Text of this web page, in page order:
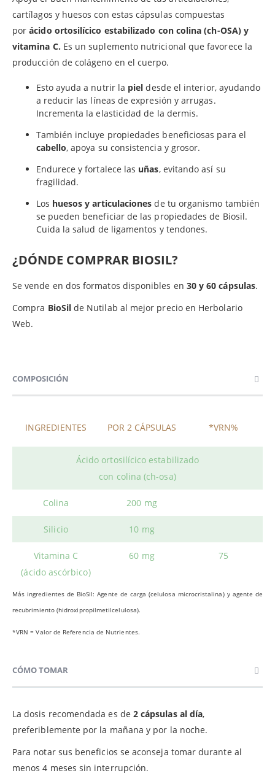
cartílagos y huesos con estas cápsulas compuestas
porácido ortosilícico estabilizado con colina (ch-OSA) y
vitamina C. Es un suplemento nutricional que favorece la
producción de colágeno en el cuerpo.
Esto ayuda a nutrir la piel desde el interior, ayudando
a reducir las líneas de expresión y arrugas.
Incrementa la elasticidad de la dermis.
También incluye propiedades beneficiosas para el
cabello, apoya su consistencia y grosor.
Endurece y fortalece las uñas, evitando así su
fragilidad.
Los huesos y articulaciones de tu organismo también
se pueden beneficiar de las propiedades de Biosil.
Cuida la salud de ligamentos y tendones.
¿DÓNDE COMPRAR BIOSIL?
Se vende en dos formatos disponibles en 30 y 60 cápsulas.
Compra BioSil de Nutilab al mejor precio en Herbolario
Web.
COMPOSICIÓN
INGREDIENTES POR 2 CÁPSULAS *VRN%
Ácido ortosilícico estabilizado
con colina (ch-osa)
Colina 200 mg
Silicio 10 mg
Vitamina C
(ácido ascórbico)
60 mg 75
Más ingredientes de BioSil: Agente de carga (celulosa microcristalina) y agente de
recubrimiento (hidroxipropilmetilcelulosa).
*VRN = Valor de Referencia de Nutrientes.
CÓMO TOMAR
La dosis recomendada es de 2 cápsulas al día,
preferiblemente por la mañana y por la noche.
Para notar sus beneficios se aconseja tomar durante al
menos 4 meses sin interrupción.